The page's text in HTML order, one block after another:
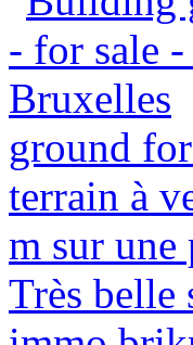
ground
terrain à
m sur
Très belle